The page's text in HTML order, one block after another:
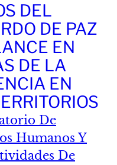
DEL
DE PAZ
EN
DE LA
EN
De
Humanos Y
De